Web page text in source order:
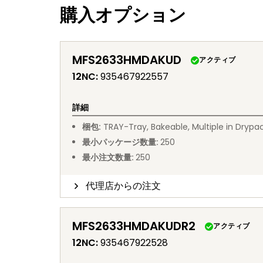
購入オプション
MFS2633HMDAKUD アクティブ
12NC:935467922557
詳細
梱包: TRAY-Tray, Bakeable, Multiple in
最小パッケージ数量: 250
最小注文数量: 250
代理店からの注文
MFS2633HMDAKUDR2 アクティブ
12NC:935467922528